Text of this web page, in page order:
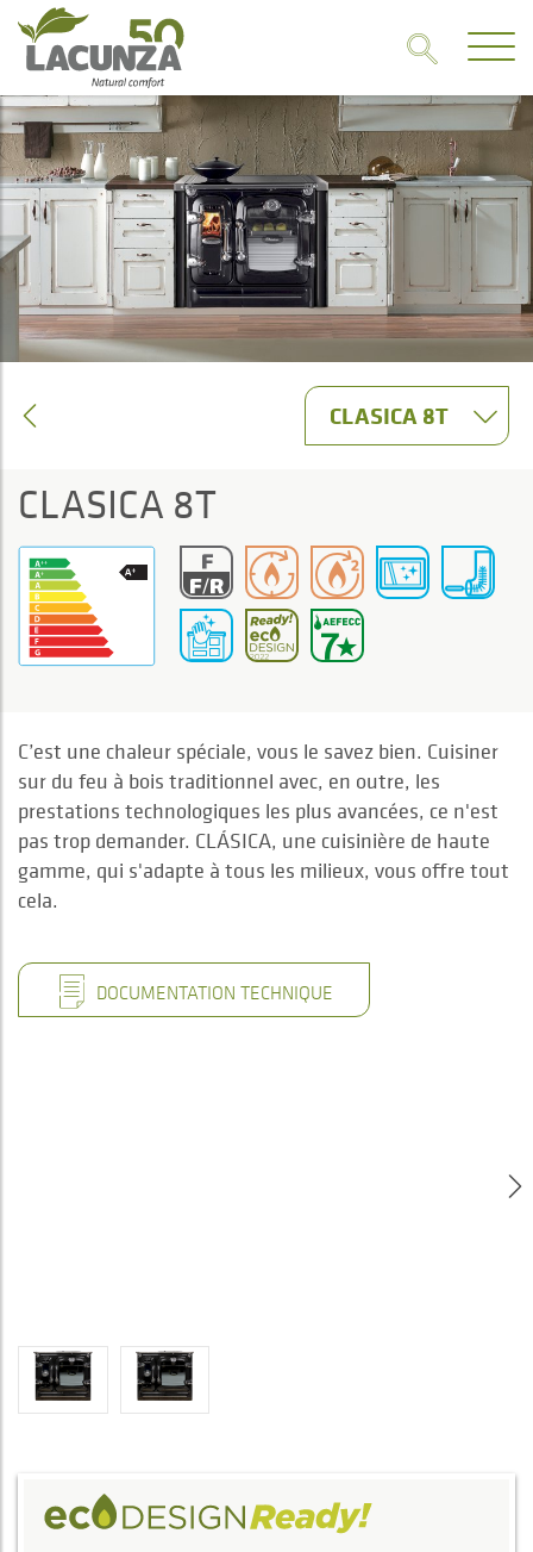
CLASICA 8T
CLASICA 8T
C’est une chaleur spéciale, vous le savez bien. Cuisiner
sur du feu à bois traditionnel avec, en outre, les
prestations technologiques les plus avancées, ce n'est
pas trop demander. CLÁSICA, une cuisinière de haute
gamme, qui s'adapte à tous les milieux, vous offre tout
cela.
DOCUMENTATION TECHNIQUE